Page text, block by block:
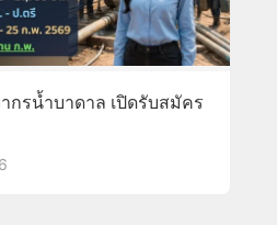
กรน้ำบาดาล เปิดรับสมัคร